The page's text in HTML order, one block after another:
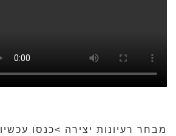
מבחר רעיונות יצירה >כנסו עכשיו